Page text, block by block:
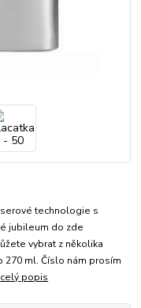
technologie s
jubileum do zde
vybrat z několika
270 ml. Číslo nám prosím
celý popis